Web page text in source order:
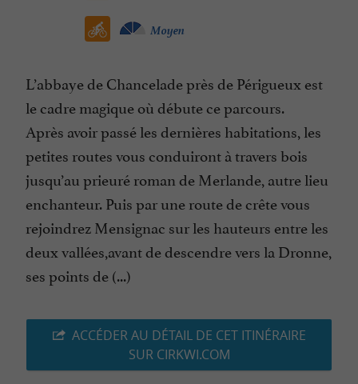
Moyen
L’abbaye de Chancelade près de Périgueux est
le cadre magique où débute ce parcours.
Après avoir passé les dernières habitations, les
petites routes vous conduiront à travers bois
jusqu’au prieuré roman de Merlande, autre lieu
enchanteur. Puis par une route de crête vous
rejoindrez Mensignac sur les hauteurs entre les
deux vallées,avant de descendre vers la Dronne,
ses points de (...)
ACCÉDER AU DÉTAIL DE CET ITINÉRAIRE
SUR CIRKWI.COM